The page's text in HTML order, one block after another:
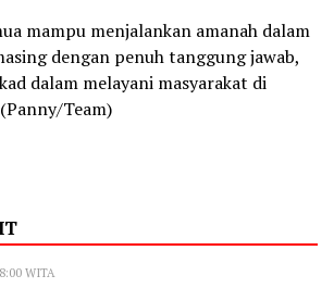
mampu menjalankan amanah dalam
dengan penuh tanggung jawab,
dalam melayani masyarakat di
Team)
WITA